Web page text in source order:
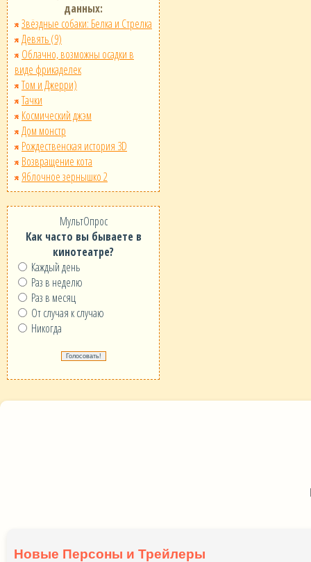
данных:
Звёздные собаки: Белка и Стрелка
Девять (9)
Облачно, возможны осадки в
виде фрикаделек
Том и Джерри)
Тачки
Космический джэм
Дом монстр
Рождественская история 3D
Возвращение кота
Яблочное зернышко 2
МультОпрос
Как часто вы бываете в
кинотеатре?
Каждый день
Раз в неделю
Раз в месяц
От случая к случаю
Никогда
Новые Персоны и Трейлеры